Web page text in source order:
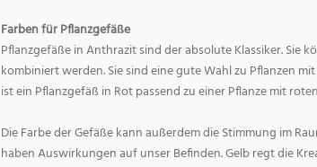
Farben für Pflanzgefäße
Pflanzgefäße in Anthrazit sind der absolute Klassiker. Sie
kombiniert werden. Sie sind eine gute Wahl zu Pflanzen
ist ein Pflanzgefäß in Rot passend zu einer Pflanze mit
Die Farbe der Gefäße kann außerdem die Stimmung im
haben Auswirkungen auf unser Befinden. Gelb regt die